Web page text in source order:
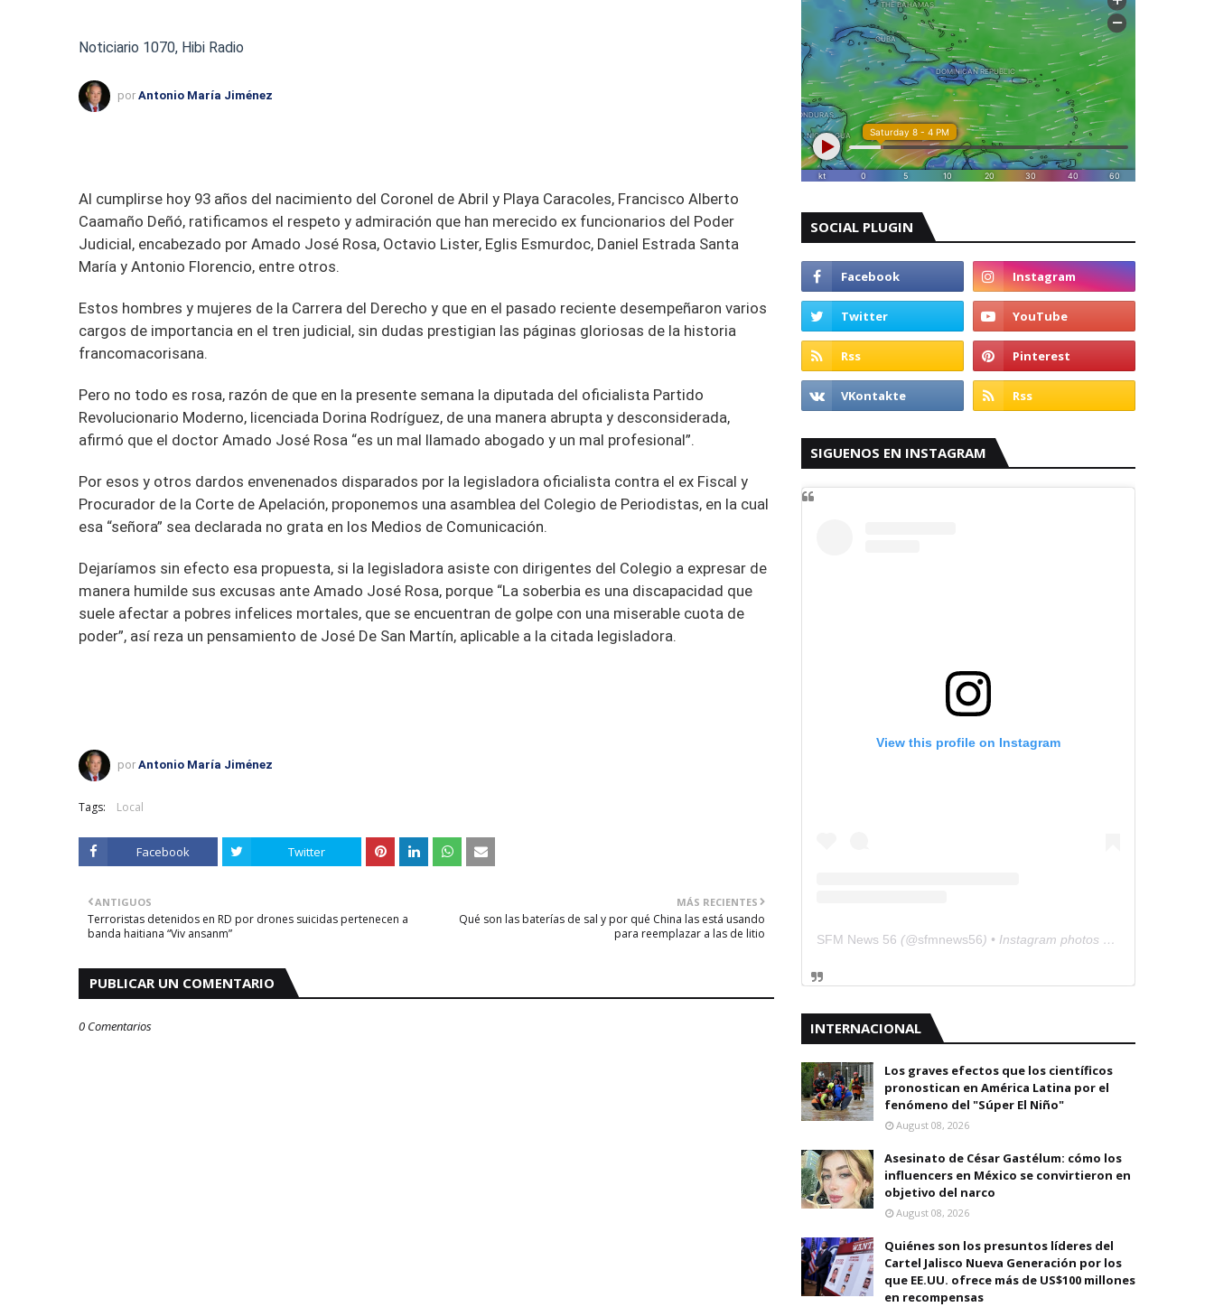
Noticiario 1070, Hibi Radio
por Antonio María Jiménez
Al cumplirse hoy 93 años del nacimiento del Coronel de Abril y Playa Caracoles, Francisco Alberto
Caamaño Deñó, ratificamos el respeto y admiración que han merecido ex funcionarios del Poder
Judicial, encabezado por Amado José Rosa, Octavio Lister, Eglis Esmurdoc, Daniel Estrada Santa
María y Antonio Florencio, entre otros.
Estos hombres y mujeres de la Carrera del Derecho y que en el pasado reciente desempeñaron varios
cargos de importancia en el tren judicial, sin dudas prestigian las páginas gloriosas de la historia
francomacorisana.
Pero no todo es rosa, razón de que en la presente semana la diputada del oficialista Partido
Revolucionario Moderno, licenciada Dorina Rodríguez, de una manera abrupta y desconsiderada,
afirmó que el doctor Amado José Rosa “es un mal llamado abogado y un mal profesional”.
Por esos y otros dardos envenenados disparados por la legisladora oficialista contra el ex Fiscal y
Procurador de la Corte de Apelación, proponemos una asamblea del Colegio de Periodistas, en la cual
esa “señora” sea declarada no grata en los Medios de Comunicación.
Dejaríamos sin efecto esa propuesta, si la legisladora asiste con dirigentes del Colegio a expresar de
manera humilde sus excusas ante Amado José Rosa, porque “La soberbia es una discapacidad que
suele afectar a pobres infelices mortales, que se encuentran de golpe con una miserable cuota de
poder”, así reza un pensamiento de José De San Martín, aplicable a la citada legisladora.
por Antonio María Jiménez
Tags: Local
Facebook Twitter
MÁS RECIENTES
Qué son las baterías de sal y por qué China las está usando
para reemplazar a las de litio
ANTIGUOS
Terroristas detenidos en RD por drones suicidas pertenecen a
banda haitiana “Viv ansanm”
PUBLICAR UN COMENTARIO
0 Comentarios
SOCIAL PLUGIN
SIGUENOS EN INSTAGRAM
View this profile on Instagram
SFM News 56 (@sfmnews56) • Instagram photos and videos
INTERNACIONAL
Los graves efectos que los científicos
pronostican en América Latina por el
fenómeno del "Súper El Niño"
August 08, 2026
Asesinato de César Gastélum: cómo los
influencers en México se convirtieron en
objetivo del narco
August 08, 2026
Quiénes son los presuntos líderes del
Cartel Jalisco Nueva Generación por los
que EE.UU. ofrece más de US$100 millones
en recompensas